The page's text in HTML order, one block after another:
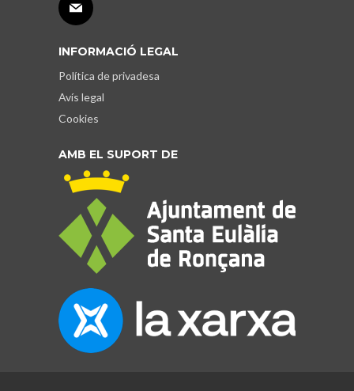
INFORMACIÓ LEGAL
Política de privadesa
Avís legal
Cookies
AMB EL SUPORT DE